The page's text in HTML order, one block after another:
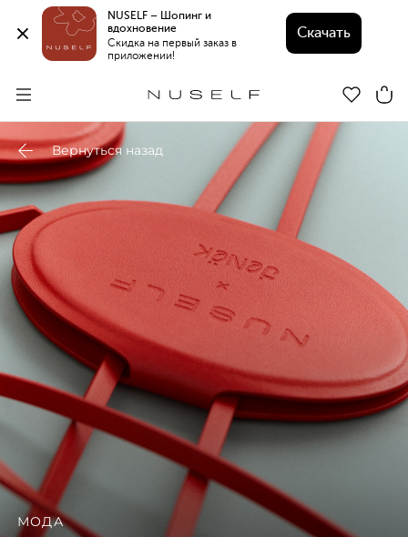
NUSELF – Шопинг и
вдохновение
Скидка на первый заказ в
приложении!
Скачать
Вернуться назад
МОДА